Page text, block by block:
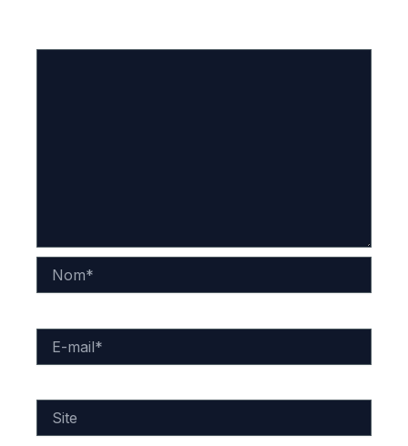
mail*